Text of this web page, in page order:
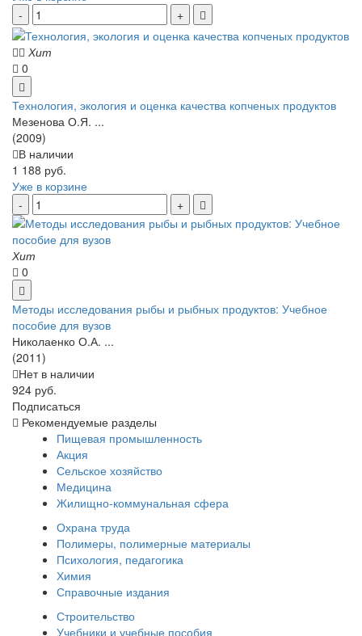
Хит
0
Технология, экология и оценка качества копченых продуктов
Мезенова О.Я. ...
(2009)
В наличии
1 188 руб.
Уже в корзине
Хит
0
Методы исследования рыбы и рыбных продуктов: Учебное
пособие для вузов
Николаенко О.А. ...
(2011)
Нет в наличии
924 руб.
Подписаться
Рекомендуемые разделы
Пищевая промышленность
Акция
Сельское хозяйство
Медицина
Жилищно-коммунальная сфера
Охрана труда
Полимеры, полимерные материалы
Психология, педагогика
Химия
Справочные издания
Строительство
Учебники и учебные пособия